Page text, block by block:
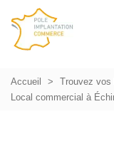
Accueil
Trouvez vos
Local commercial à